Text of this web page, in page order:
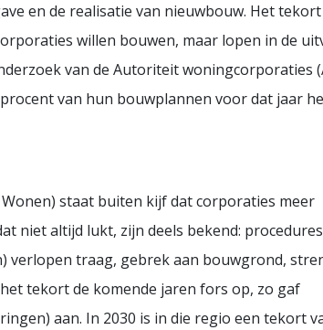
en de realisatie van nieuwbouw. Het
willen bouwen, maar lopen in de
van de Autoriteit woningcorporaties
van hun bouwplannen voor dat jaar
staat buiten kijf dat corporaties meer
niet altijd lukt, zijn deels bekend: procedures
verlopen traag, gebrek aan bouwgrond,
tekort de komende jaren fors op, zo gaf
aan. In 2030 is in die regio een tekort